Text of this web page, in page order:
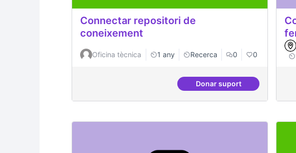
Connectar repositori de
coneixement
Oficina tècnica 1 any Recerca 0 0
Donar suportConnectar repositori